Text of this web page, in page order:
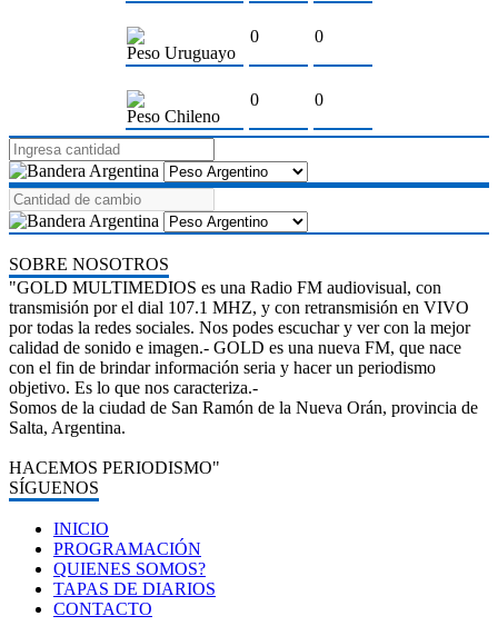
Peso Uruguayo
0 0
Peso Chileno
0 0
SOBRE NOSOTROS
"GOLD MULTIMEDIOS es una Radio FM audiovisual, con
transmisión por el dial 107.1 MHZ, y con retransmisión en VIVO
por todas la redes sociales. Nos podes escuchar y ver con la mejor
calidad de sonido e imagen.- GOLD es una nueva FM, que nace
con el fin de brindar información seria y hacer un periodismo
objetivo. Es lo que nos caracteriza.-
Somos de la ciudad de San Ramón de la Nueva Orán, provincia de
Salta, Argentina.
HACEMOS PERIODISMO"
SÍGUENOS
INICIO
PROGRAMACIÓN
QUIENES SOMOS?
TAPAS DE DIARIOS
CONTACTO